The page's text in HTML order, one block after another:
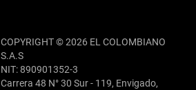
COPYRIGHT © 2026 EL COLOMBIANO
S.A.S
NIT: 890901352-3
Carrera 48 N° 30 Sur - 119, Envigado,